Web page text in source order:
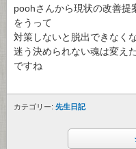
poohさんから現状の改善提
をうって
対策しないと脱出できなく
迷う決められない魂は変え
ですね
カテゴリー: 先生日記